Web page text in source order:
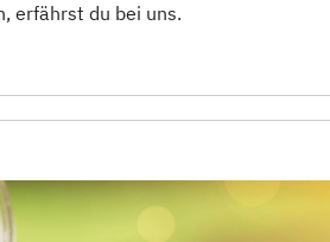
erfährst du bei uns.